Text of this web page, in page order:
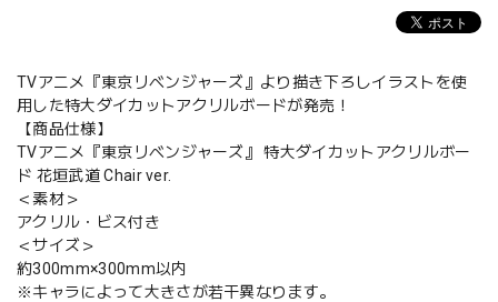
TVアニメ『東京リベンジャーズ』より描き下ろしイラストを使
用した特大ダイカットアクリルボードが発売！
【商品仕様】
TVアニメ『東京リベンジャーズ』 特大ダイカットアクリルボー
ド 花垣武道 Chair ver.
＜素材＞
アクリル・ビス付き
＜サイズ＞
約300mm×300mm以内
※キャラによって大きさが若干異なります。